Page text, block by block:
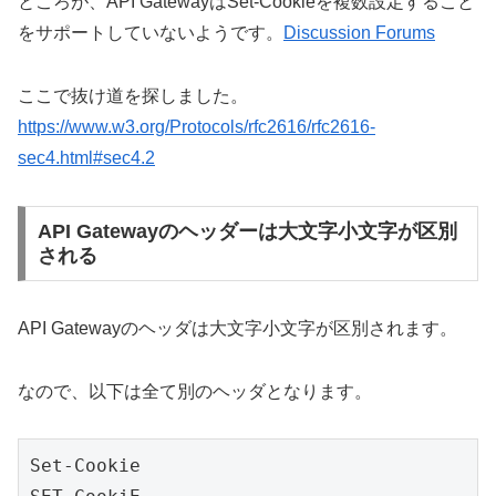
をサポートしていないようです。
Discussion Forums
ここで抜け道を探しました。
https://www.w3.org/Protocols/rfc2616/rfc2616-
sec4.html#sec4.2
API Gatewayのヘッダーは大文字小文字が区別
される
API Gatewayのヘッダは大文字小文字が区別されます。
なので、以下は全て別のヘッダとなります。
Set-Cookie